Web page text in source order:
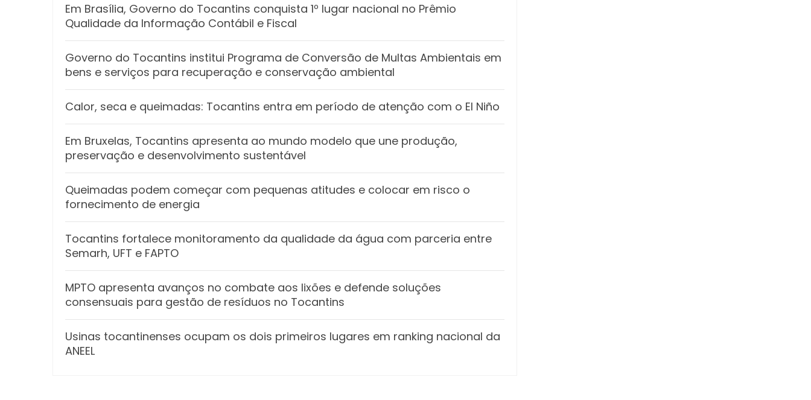
Em Brasília, Governo do Tocantins conquista 1º lugar nacional no Prêmio
Qualidade da Informação Contábil e Fiscal
Governo do Tocantins institui Programa de Conversão de Multas Ambientais em
bens e serviços para recuperação e conservação ambiental
Calor, seca e queimadas: Tocantins entra em período de atenção com o El Niño
Em Bruxelas, Tocantins apresenta ao mundo modelo que une produção,
preservação e desenvolvimento sustentável
Queimadas podem começar com pequenas atitudes e colocar em risco o
fornecimento de energia
Tocantins fortalece monitoramento da qualidade da água com parceria entre
Semarh, UFT e FAPTO
MPTO apresenta avanços no combate aos lixões e defende soluções
consensuais para gestão de resíduos no Tocantins
Usinas tocantinenses ocupam os dois primeiros lugares em ranking nacional da
ANEEL